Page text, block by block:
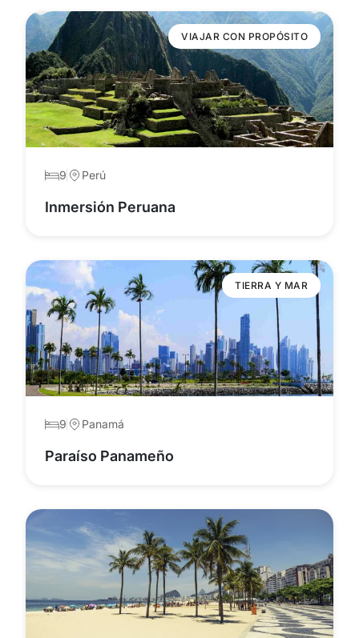
VIAJAR CON PROPÓSITO
9 Perú
Inmersión Peruana
TIERRA Y MAR
9 Panamá
Paraíso Panameño